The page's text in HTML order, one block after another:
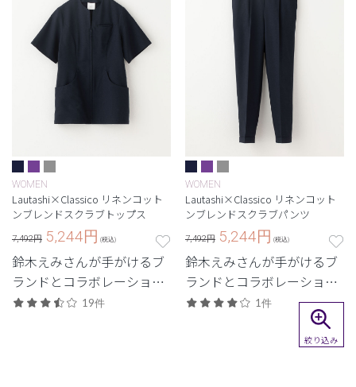
WOMEN
Lautashi×Classico リネンコット
ンブレンドスクラブトップス
7,492円 5,244円 (税込)
鈴木えみさんが手がけるブ
ランドとコラボレーショ
ン。纏う人の輪郭を深く惹
19件
WOMEN
Lautashi×Classico リネンコット
ンブレンドスクラブパンツ
7,492円 5,244円 (税込)
鈴木えみさんが手がけるブ
ランドとコラボレーショ
ン。纏う人の輪郭を深く惹
き出す、美しく動きやすい
1件
絞り込み